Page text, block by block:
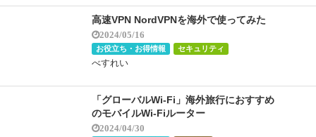
高速VPN NordVPNを海外で使ってみた
2024/05/16
お役立ち・お得情報 セキュリティ
べすれい
「グローバルWi-Fi」海外旅行におすすめ
のモバイルWi-Fiルーター
2024/04/30